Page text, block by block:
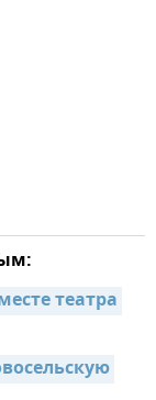
театра